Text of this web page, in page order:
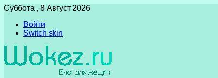
Суббота , 8 Август 2026
Войти
Switch skin